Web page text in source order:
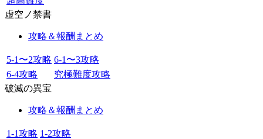
虚空ノ禁書
攻略＆報酬まとめ
5-1〜2攻略 6-1〜3攻略
6-4攻略
究極難度攻略
破滅の異宝
攻略＆報酬まとめ
1-1攻略 1-2攻略